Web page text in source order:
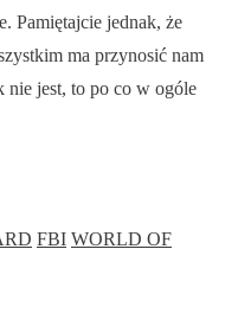
Pamiętajcie jednak, że
ma przynosić nam
nie jest, to po co w ogóle
FBI WORLD OF